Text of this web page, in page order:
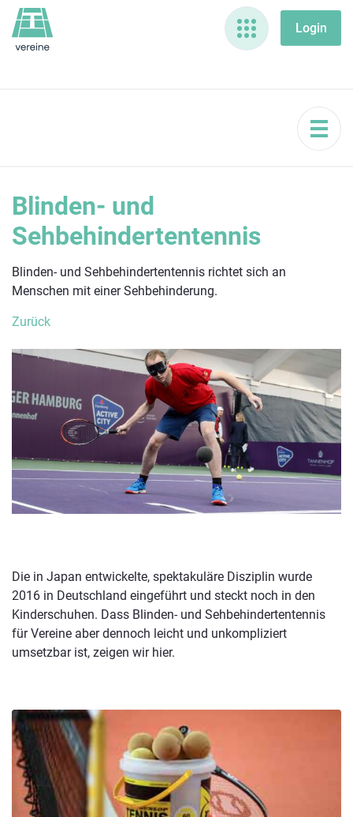
Blinden- und
Sehbehindertentennis
Blinden- und Sehbehindertentennis richtet sich an
Menschen mit einer Sehbehinderung.
Zurück
Die in Japan entwickelte, spektakuläre Disziplin wurde
2016 in Deutschland eingeführt und steckt noch in den
Kinderschuhen. Dass Blinden- und Sehbehindertentennis
für Vereine aber dennoch leicht und unkompliziert
umsetzbar ist, zeigen wir hier.